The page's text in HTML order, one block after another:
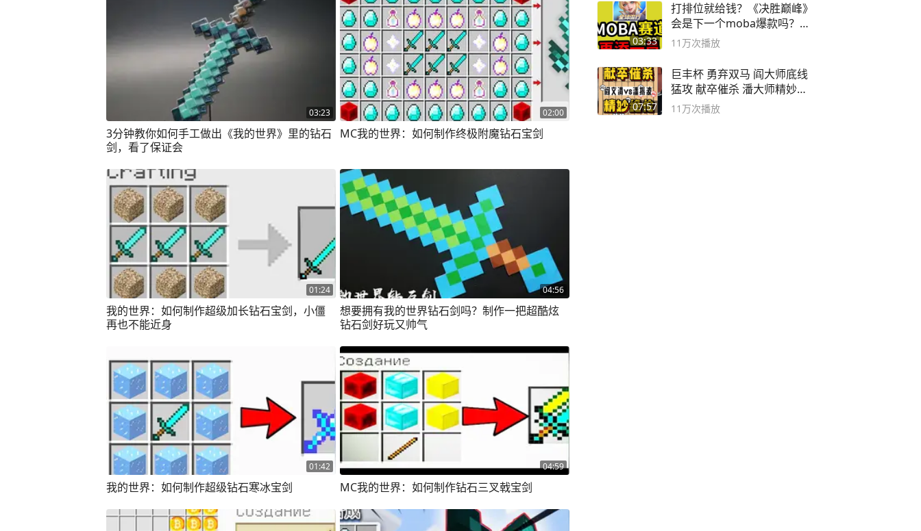
03:23
3分钟教你如何手工做出《我的世界》里的钻石
剑，看了保证会
02:00
MC我的世界：如何制作终极附魔钻石宝剑
01:24
我的世界：如何制作超级加长钻石宝剑，小僵
再也不能近身
04:56
想要拥有我的世界钻石剑吗？制作一把超酷炫
钻石剑好玩又帅气
01:42
我的世界：如何制作超级钻石寒冰宝剑
04:59
MC我的世界：如何制作钻石三叉戟宝剑
03:33
打排位就给钱？《决胜巅峰》
会是下一个moba爆款吗？#
决胜巅峰
11万次播放
07:57
巨丰杯 勇弃双马 阎大师底线
猛攻 献卒催杀 潘大师精妙入
局
11万次播放